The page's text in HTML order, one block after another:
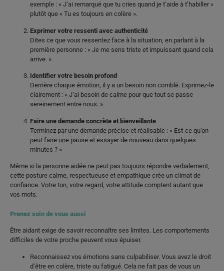
exemple : « J’ai remarqué que tu cries quand je t’aide à t’habiller »
plutôt que « Tu es toujours en colère ».
Exprimer votre ressenti avec authenticité
Dites ce que vous ressentez face à la situation, en parlant à la
première personne : « Je me sens triste et impuissant quand cela
arrive. »
Identifier votre besoin profond
Derrière chaque émotion, il y a un besoin non comblé. Exprimez-le
clairement : « J’ai besoin de calme pour que tout se passe
sereinement entre nous. »
Faire une demande concrète et bienveillante
Terminez par une demande précise et réalisable : « Est-ce qu’on
peut faire une pause et essayer de nouveau dans quelques
minutes ? »
Même si la personne aidée ne peut pas toujours répondre verbalement,
cette posture calme, respectueuse et empathique crée un climat de
confiance. Votre ton, votre regard, votre attitude comptent autant que
vos mots.
Prenez soin de vous aussi
Être aidant exige de savoir reconnaître ses limites. Les comportements
difficiles de votre proche peuvent vous épuiser.
Reconnaissez vos émotions sans culpabiliser. Vous avez le droit
d’être en colère, triste ou fatigué. Cela ne fait pas de vous un